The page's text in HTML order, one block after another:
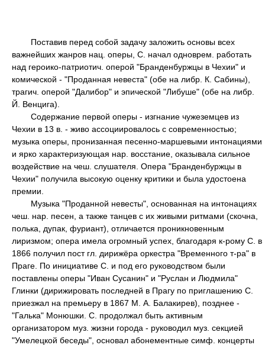
Поставив перед собой задачу заложить основы всех
важнейших жанров нац. оперы, С. начал одноврем. работать
над героико-патриотич. оперой "Бранденбуржцы в Чехии" и
комической - "Проданная невеста" (обе на либр. К. Сабины),
трагич. оперой "Далибор" и эпической "Либуше" (обе на либр.
Й. Венцига).
Содержание первой оперы - изгнание чужеземцев из
Чехии в 13 в. - живо ассоциировалось с современностью;
музыка оперы, пронизанная песенно-маршевыми интонациями
и ярко характеризующая нар. восстание, оказывала сильное
воздействие на чеш. слушателя. Опера "Бранденбуржцы в
Чехии" получила высокую оценку критики и была удостоена
премии.
Музыка "Проданной невесты", основанная на интонациях
чеш. нар. песен, а также танцев с их живыми ритмами (скочна,
полька, дупак, фуриант), отличается проникновенным
лиризмом; опера имела огромный успех, благодаря к-рому С. в
1866 получил пост гл. дирижёра оркестра "Временного т-ра" в
Праге. По инициативе С. и под его руководством были
поставлены оперы "Иван Сусанин" и "Руслан и Людмила"
Глинки (дирижировать последней в Прагу по приглашению С.
приезжал на премьеру в 1867 М. А. Балакирев), позднее -
"Галька" Монюшки. С. продолжал быть активным
организатором муз. жизни города - руководил муз. секцией
"Умелецкой беседы", основал абонементные симф. концерты